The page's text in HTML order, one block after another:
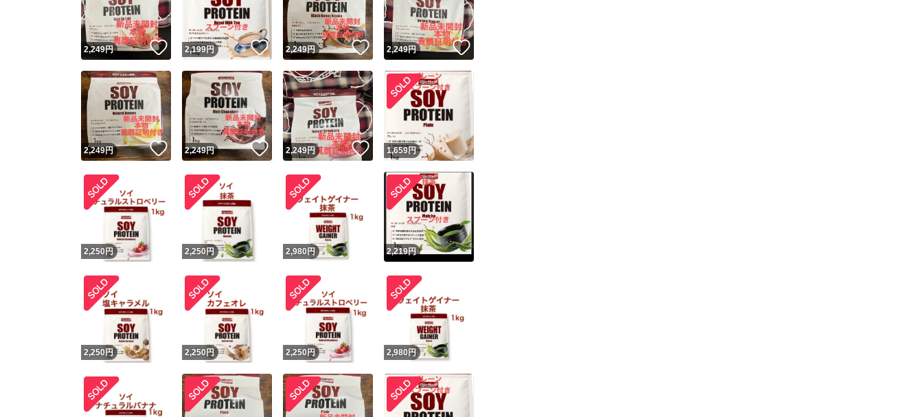
2,249円 いいね！
2,199円 いいね！
2,249円 いいね！
2,249円
2,249円 いいね！
2,249円 いいね！
2,249円 いいね！
1,659円
2,250 円 2,250円 2,980 円 2,219円
2,250 円 2,250 円 2,250 円 2,980 円